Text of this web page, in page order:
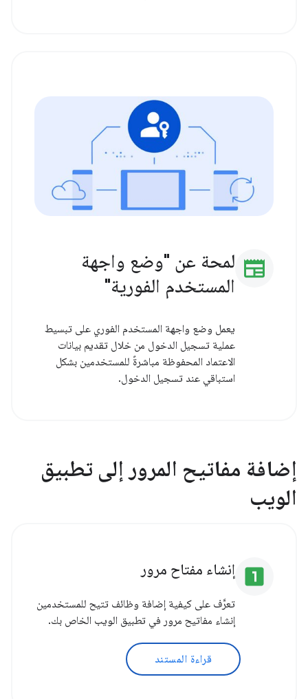
newspaper لمحة عن "وضع واجهة
المستخدم الفورية"
يعمل وضع واجهة المستخدم الفوري على تبسيط
عملية تسجيل الدخول من خلال تقديم بيانات
الاعتماد المحفوظة مباشرةً للمستخدمين بشكل
استباقي عند تسجيل الدخول.
إضافة مفاتيح المرور إلى تطبيق
الويب
looks_one إنشاء مفتاح مرور
تعرَّف على كيفية إضافة وظائف تتيح للمستخدمين
إنشاء مفاتيح مرور في تطبيق الويب الخاص بك.
قراءة المستند